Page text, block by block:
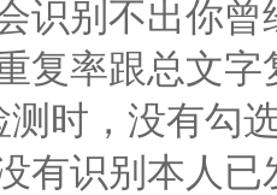
识别不出你
复率跟总文
时，没有勾
有识别本人